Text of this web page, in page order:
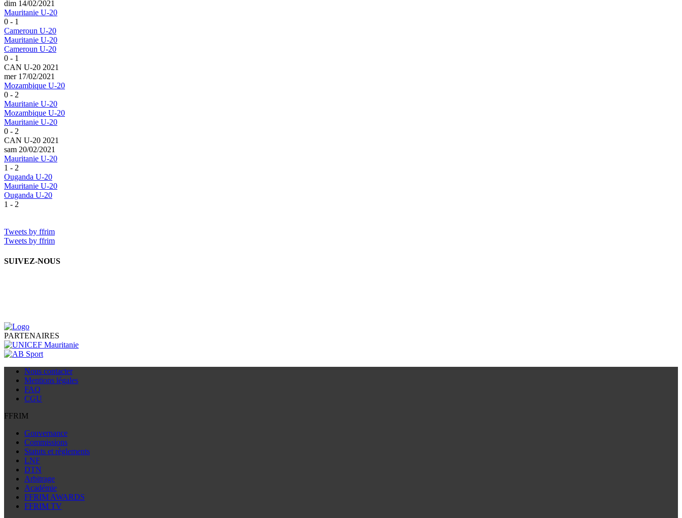
dim 14/02/2021
Mauritanie U-20
0 - 1
Cameroun U-20
Mauritanie U-20
Cameroun U-20
0 - 1
CAN U-20 2021
mer 17/02/2021
Mozambique U-20
0 - 2
Mauritanie U-20
Mozambique U-20
Mauritanie U-20
0 - 2
CAN U-20 2021
sam 20/02/2021
Mauritanie U-20
1 - 2
Ouganda U-20
Mauritanie U-20
Ouganda U-20
1 - 2
Tweets by ffrim
Tweets by ffrim
SUIVEZ-NOUS
PARTENAIRES
Nous contacter
Mentions légales
FAQ
CGU
FFRIM
Gouvernance
Commissions
Statuts et règlements
LNF
DTN
Arbitrage
Académie
FFRIM AWARDS
FFRIM TV